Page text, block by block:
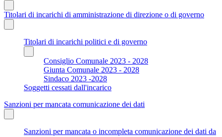
Titolari di incarichi di amministrazione di direzione o di governo
Titolari di incarichi politici e di governo
Consiglio Comunale 2023 - 2028
Giunta Comunale 2023 - 2028
Sindaco 2023 -2028
Soggetti cessati dall'incarico
Sanzioni per mancata comunicazione dei dati
Sanzioni per mancata o incompleta comunicazione dei dati da